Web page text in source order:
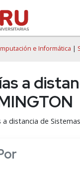
e Informática |
a
a distancia de